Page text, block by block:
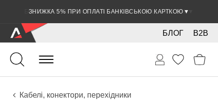
ЗНИЖКА 5% ПРИ ОПЛАТІ БАНКІВСЬКОЮ КАРТКОЮ ▼
B2B
БЛОГ
Гітари
Електро інструменти
Звукове обладнання
Кабелі, конектори, перехідники